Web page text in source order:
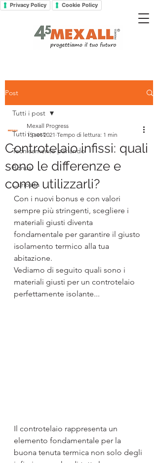
Privacy Policy Cookie Policy
Post
Tutti i post
Tecnicamente parlando
Bonus
Curiosità
Tutti i post
Controtelaio infissi: quali
sono le differenze e
come utilizzarli?
Mexall Progress
15 set 2021 Tempo di lettura: 1 min
Con i nuovi bonus e con valori
sempre più stringenti, scegliere i
materiali giusti diventa
fondamentale per garantire il giusto
isolamento termico alla tua
abitazione.
Vediamo di seguito quali sono i
materiali giusti per un controtelaio
perfettamente isolante...
Il controtelaio rappresenta un
elemento fondamentale per la
buona tenuta termica non solo degli